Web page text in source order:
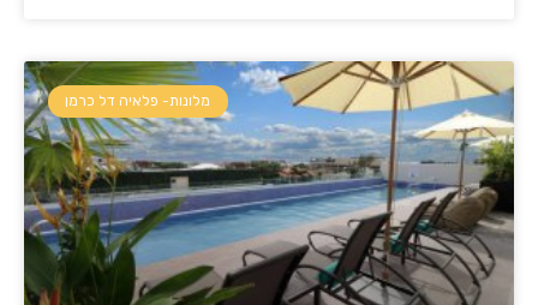
מלונות- פלאיה דל כרמן